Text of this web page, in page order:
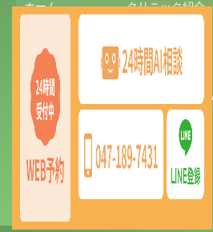
ホーム クリニック紹介
サイトマップ
© 2025 南流山リーフ歯科クリニック All